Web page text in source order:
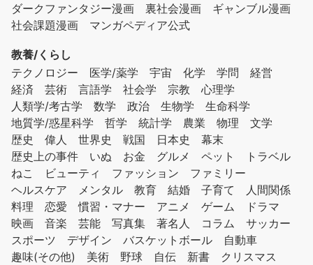
ダークファンタジー漫画
裏社会漫画
ギャンブル漫画
社会課題漫画
マンガペディア公式
教養/くらし
テクノロジー
医学/薬学 宇宙 化学 学問
経営
経済
芸術 言語学 社会学 宗教
心理学
人類学/考古学
数学 政治 生物学
生命科学
地質学/惑星科学
哲学 統計学 農業 物理
文学
歴史
偉人 世界史 戦国 日本史
幕末
歴史上の事件
いぬ お金 グルメ ペット
トラベル
ねこ
ビューティ ファッション
ファミリー
ヘルスケア
メンタル 教育 結婚 子育て
人間関係
料理
恋愛 慣習・マナー アニメ ゲーム
ドラマ
映画
音楽 芸能 写真集 著名人 コラム
サッカー
スポーツ
デザイン バスケットボール
自動車
趣味(その他)
美術 野球 自伝 新書
クリスマス